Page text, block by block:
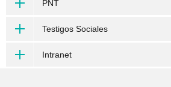
PNT
Testigos Sociales
Intranet